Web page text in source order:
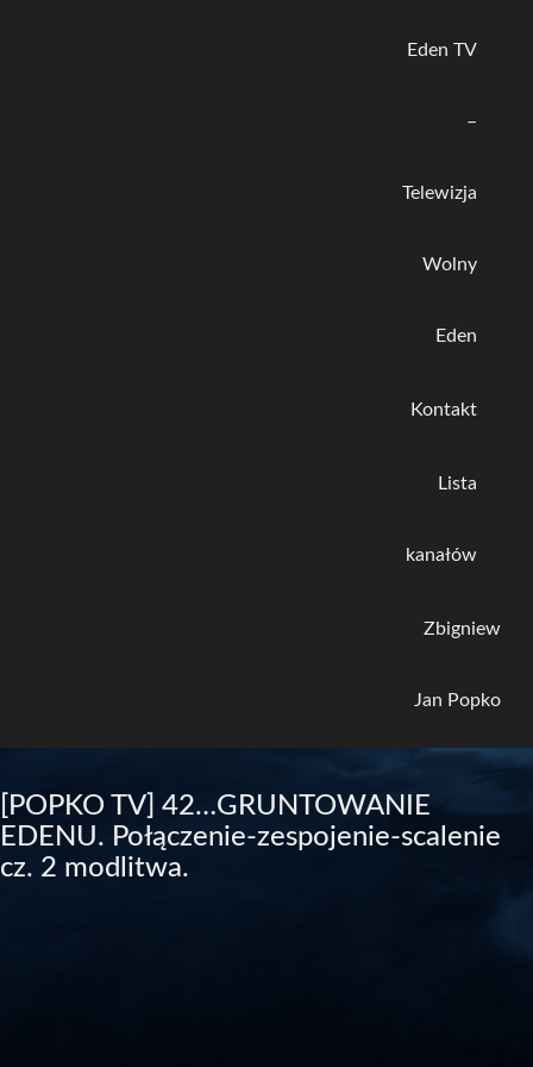
Eden TV
–
Telewizja
Wolny
Eden
Kontakt
Lista
kanałów
Zbigniew
Jan Popko
[POPKO TV] 42…GRUNTOWANIE
EDENU. Połączenie-zespojenie-scalenie
cz. 2 modlitwa.